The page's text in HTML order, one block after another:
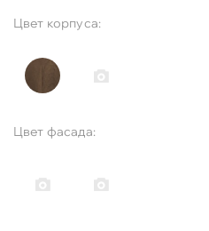
Цвет корпуса:
Цвет фасада: